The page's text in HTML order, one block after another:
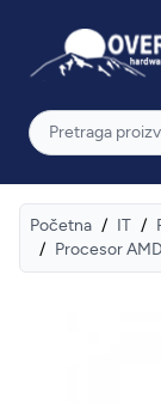
Overnight
Pretraga
Početna / IT /
/ Procesor